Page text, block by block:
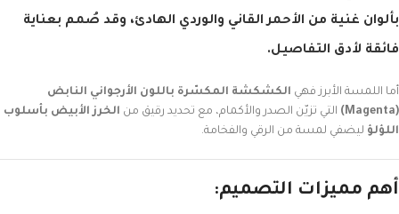
بألوان غنية من الأحمر القاني والوردي الهادئ، وقد صُمم بعناية
فائقة لأدق التفاصيل.
أما اللمسة الأبرز فهي الكشكشة المكسّرة باللون الأرجواني النابض
(Magenta)
التي تزيّن الصدر والأكمام، مع تحديد رقيق من الخرز الأبيض بأسلوب
اللؤلؤ ليضفي لمسة من الرقي والفخامة.
أهم مميزات التصميم: